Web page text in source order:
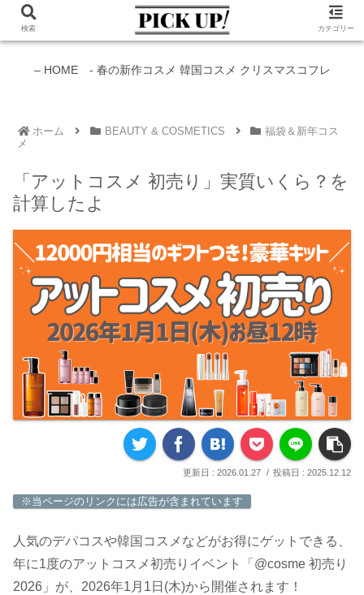
新作コスメ情報発信中！
– HOME - 春の新作コスメ 韓国コスメ クリスマスコフレ
ホーム BEAUTY & COSMETICS
福袋＆新年コス
メ
「アットコスメ 初売り」実質いくら？を
計算したよ
2026.01.27 2025.12.12
※当ページのリンクには広告が含まれています
人気のデパコスや韓国コスメなどがお得にゲットできる、
年に1度のアットコスメ初売りイベント「@cosme 初売り
2026」が、2026年1月1日(木)から開催されます！
検索 カテゴリー